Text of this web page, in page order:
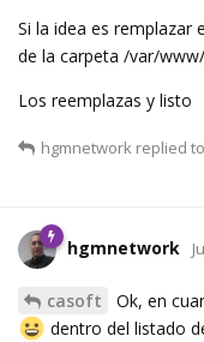
Si la idea es remplazar
de la carpeta /var/
Los reemplazas y listo
hgmnetwork replied
hgmnetwork
casoft
Ok, en
dentro del listado